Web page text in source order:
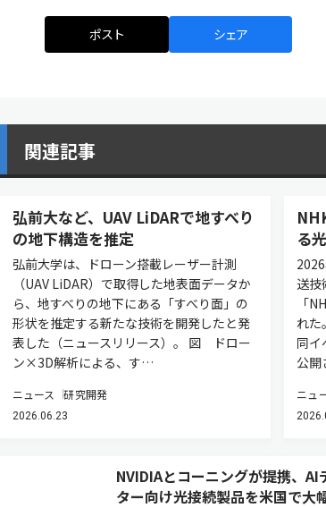
ポスト シェア
関連記事
弘前大など、UAV LiDARで地すべり
の地下構造を推定
弘前大学は、ドローン搭載レーザー計測
（UAV LiDAR）で取得した地表面データか
ら、地すべりの地下にある「すべり面」の
形状を推定する新たな技術を開発したと発
表した（ニュースリリース）。 図 ドロー
ン×3D解析による、す…
ニュース 研究開発
2026.06.23
る
送技
「
れた
同イ
公
ニュ
NVIDIAとコーニングが提携、AI
ター向け光接続製品を米国で大